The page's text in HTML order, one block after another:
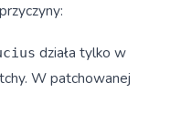
działa tylko w
W patchowanej